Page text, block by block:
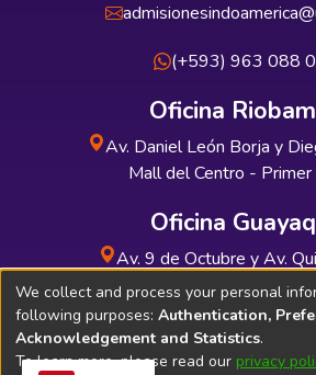
(+593) 963 088
Oficina
Av. Daniel León Borja y
Mall del Centro -
Oficina
Av. 9 de Octubre y Av.
INDUAUTO -
We collect and process your personal
following purposes: Authentication,
Acknowledgement and Statistics.
To learn more, please read our privacy